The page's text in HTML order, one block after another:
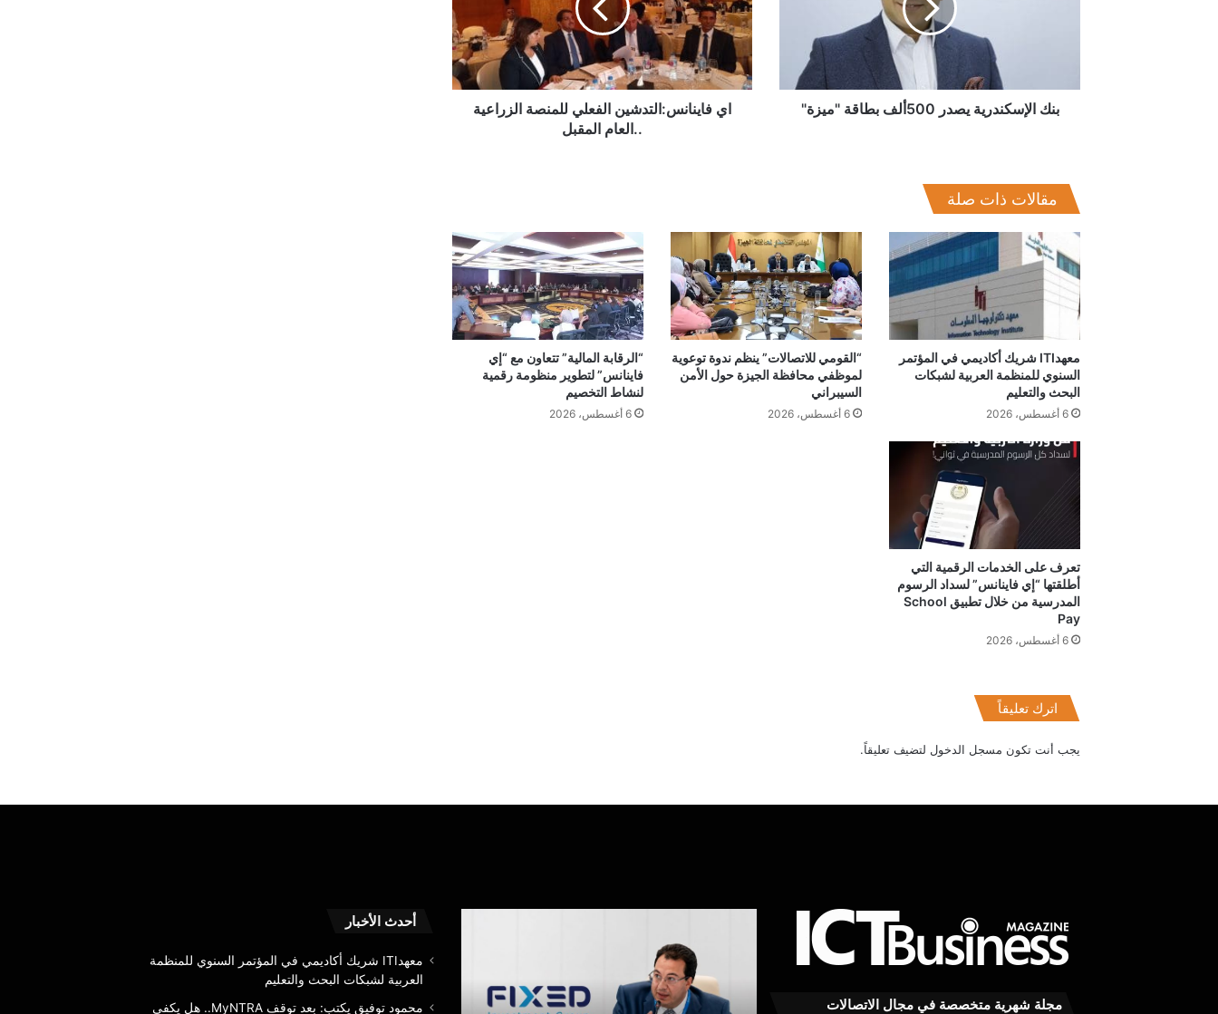
بنك الإسكندرية يصدر 500ألف بطاقة "ميزة"
الزراعية
..العام
المقبل
اي فاينانس:التدشين الفعلي للمنصة الزراعية
..العام المقبل
مقالات ذات صلة
معهدITI شريك أكاديمي في المؤتمر
السنوي للمنظمة العربية لشبكات
البحث والتعليم
6 أغسطس، 2026
“القومي للاتصالات” ينظم ندوة توعوية
لموظفي محافظة الجيزة حول الأمن
السيبراني
6 أغسطس، 2026
“الرقابة المالية” تتعاون مع “إي
فاينانس” لتطوير منظومة رقمية
لنشاط التخصيم
6 أغسطس، 2026
تعرف على الخدمات الرقمية التي
أطلقتها “إي فاينانس” لسداد الرسوم
المدرسية من خلال تطبيق School
Pay
6 أغسطس، 2026
اترك تعليقاً
يجب أنت تكون مسجل الدخول لتضيف تعليقاً.
مجلة شهرية متخصصة في مجال الاتصالات
شريك
أكاديمي
ينظم
أحدث الأخبار
معهدITI شريك أكاديمي في المؤتمر السنوي للمنظمة
العربية لشبكات البحث والتعليم
محمود توفيق يكتب: بعد توقف MyNTRA.. هل يكفي